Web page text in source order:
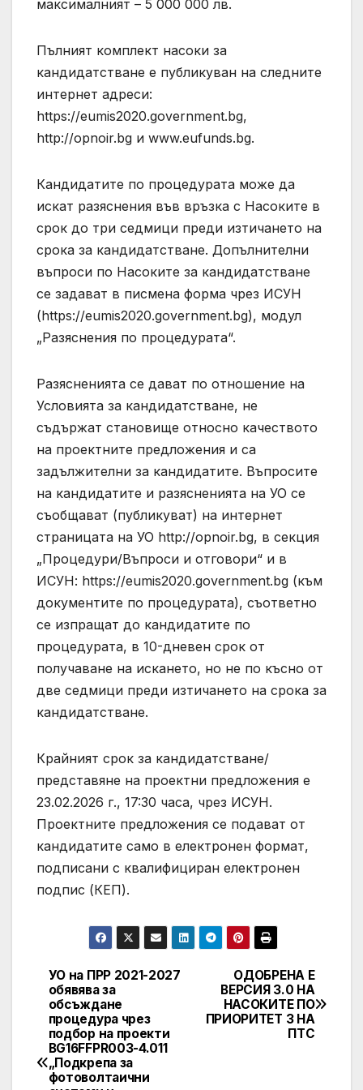
максималният – 5 000 000 лв.
Пълният комплект насоки за
кандидатстване е публикуван на следните
интернет адреси:
https://eumis2020.government.bg,
http://opnoir.bg и www.eufunds.bg.
Кандидатите по процедурата може да
искат разяснения във връзка с Насоките в
срок до три седмици преди изтичането на
срока за кандидатстване. Допълнителни
въпроси по Насоките за кандидатстване
се задават в писмена форма чрез ИСУН
(https://eumis2020.government.bg), модул
„Разяснения по процедурата“.
Разясненията се дават по отношение на
Условията за кандидатстване, не
съдържат становище относно качеството
на проектните предложения и са
задължителни за кандидатите. Въпросите
на кандидатите и разясненията на УО се
съобщават (публикуват) на интернет
страницата на УО http://opnoir.bg, в секция
„Процедури/Въпроси и отговори“ и в
ИСУН: https://eumis2020.government.bg (към
документите по процедурата), съответно
се изпращат до кандидатите по
процедурата, в 10-дневен срок от
получаване на искането, но не по късно от
две седмици преди изтичането на срока за
кандидатстване.
Крайният срок за кандидатстване/
представяне на проектни предложения е
23.02.2026 г., 17:30 часа, чрез ИСУН.
Проектните предложения се подават от
кандидатите само в електронен формат,
подписани с квалифициран електронен
подпис (КЕП).
Post
navigation
ОДОБРЕНА Е
ВЕРСИЯ 3.0 НА
НАСОКИТЕ ПО
ПРИОРИТЕТ 3 НА
ПТС
УО на ПРР 2021-2027
обявява за
обсъждане
процедура чрез
подбор на проекти
BG16FFPR003-4.011
„Подкрепа за
фотоволтаични